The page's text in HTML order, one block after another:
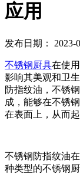
应用
发布日期： 2023-
不锈钢厨具在使
影响其美观和卫
防指纹油，不锈
成，能够在不锈
在表面上，从而
不锈钢防指纹油
种类型的不锈钢